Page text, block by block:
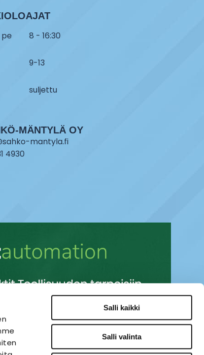
Salli kaikki
Salli valinta
8 - 16:30
9-13
suljettu
MÄNTYLÄ OY
mantyla.fi
4930